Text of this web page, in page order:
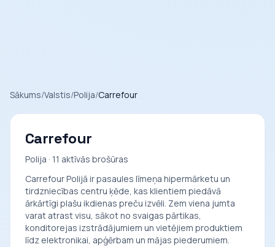
Sākums/Valstis/Polija/Carrefour
Carrefour
Polija · 11 aktīvās brošūras
Carrefour Polijā ir pasaules līmeņa hipermārketu un
tirdzniecības centru ķēde, kas klientiem piedāvā
ārkārtīgi plašu ikdienas preču izvēli. Zem viena jumta
varat atrast visu, sākot no svaigas pārtikas,
konditorejas izstrādājumiem un vietējiem produktiem
līdz elektronikai, apģērbam un mājas piederumiem.